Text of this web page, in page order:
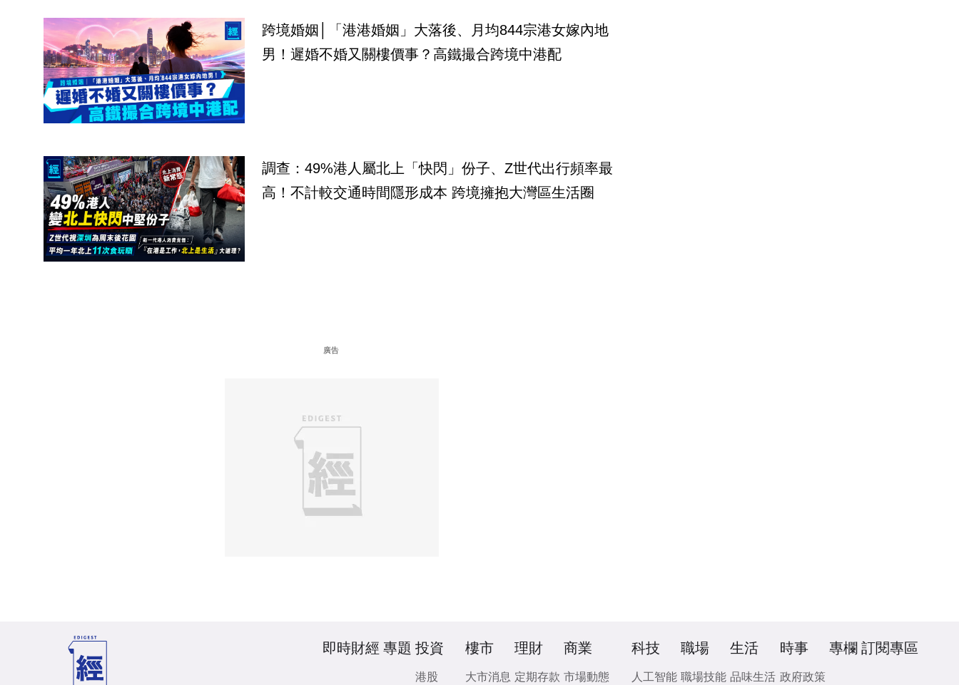
跨境婚姻│「港港婚姻」大落後、月均844宗港女嫁內地
男！遲婚不婚又關樓價事？高鐵撮合跨境中港配
調查：49%港人屬北上「快閃」份子、Z世代出行頻率最
高！不計較交通時間隱形成本 跨境擁抱大灣區生活圈
廣告
即時財經 專題 投資
港股
樓市
大市消息
理財
定期存款
商業
市場動態
科技
人工智能
職場
職場技能
生活
品味生活
時事
政府政策
專欄 訂閱專區